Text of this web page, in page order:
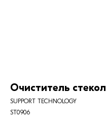
Очиститель стекол
SUPPORT TECHNOLOGY
ST0906